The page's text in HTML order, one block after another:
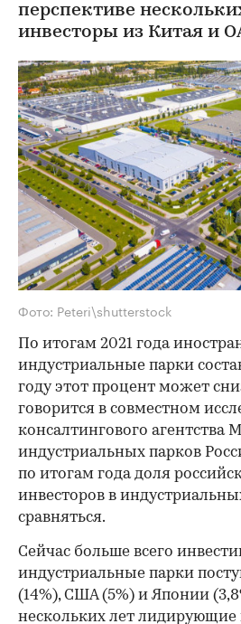
перспективе
инвесторы из Китая и
Фото: Peteri\shutterstock
По итогам 2021 года
индустриальные парки
году этот процент может
говорится в совместном
консалтингового агентства
индустриальных парков
по итогам года доля
инвесторов в
сравняться.
Сейчас больше всего
индустриальные парки
(14%), США (5%) и Японии
нескольких лет лидирующие